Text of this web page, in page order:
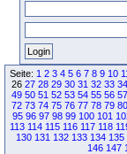
Seite: 1 2 3 4 5 6 7 8 9 10
26 27 28 29 30 31 32 33 34
49 50 51 52 53 54 55 56 57
72 73 74 75 76 77 78 79 80
95 96 97 98 99 100 101
113 114 115 116 117 118
130 131 132 133 134 135
146 147